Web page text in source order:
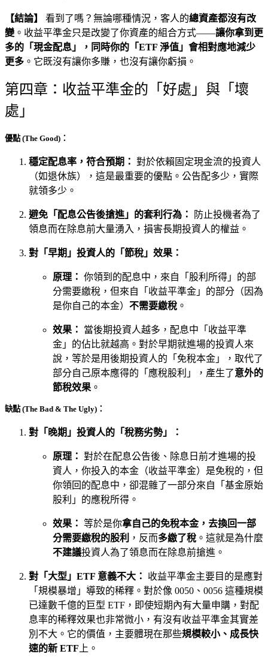
【結論】 看到了嗎？無論哪種情況，客人的總資產都沒有改
變 。收益平準金只是改變了你資產的組合方式——讓你拿到更
多的「現金配息」，同時你的「ETF 淨值」會相對應地減少
更多 。它既沒有讓你多賺，也沒有讓你虧損。
第四章：收益平準金的「好處」與「壞
處」
優點 (The Good)：
穩定配息率，符合預期： 對於依賴固定現金流的投資人
（如退休族），這是最重要的優點。公告配多少，實際
就領多少。
避免「配息公告後搶進」的套利行為：
防止投機者為了
領息而在除息前大量湧入，損害長期投資人的權益。
對「早期」投資人的「節稅」效果：
原理： 你領到的配息中，來自「股利所得」的部
分需要繳稅，但來自「收益平準金」的部分（因為
是你自己的本金） 不需要繳稅 。
效果：
當後期投資人越多，配息中「收益平準
金」的佔比就越高。對於早期就進場的投資人來
說，等於是用後期投資人的「免稅本金」，取代了
部分自己原本應得的「應稅股利」，產生了意外的
節稅效果 。
缺點 (The Bad & The Ugly)：
對「晚期」投資人的「稅務劣勢」：
原理： 對於在配息公告後、除息日前才進場的投
資人，你投入的本金（收益平準金）是免稅的，但
你領回的配息中，卻混雜了一部分來自「基金原始
股利」的應稅所得。
效果： 等於是你拿自己的免稅本金，去換回一部
分需要繳稅的股利 ，反而多繳了稅 。這就是為什麼
不建議投資人為了領息而在除息前搶進。
對「大型」ETF 意義不大：
收益平準金主要目的是應對
「規模暴增」導致的稀釋。對於像 0050、0056 這種規模
已達數千億的巨型 ETF，即使短期內有大量申購，對配
息率的稀釋效果也非常微小，有沒有收益平準金其實差
別不大。它的價值，主要體現在那些規模較小、成長快
速的新 ETF 上。